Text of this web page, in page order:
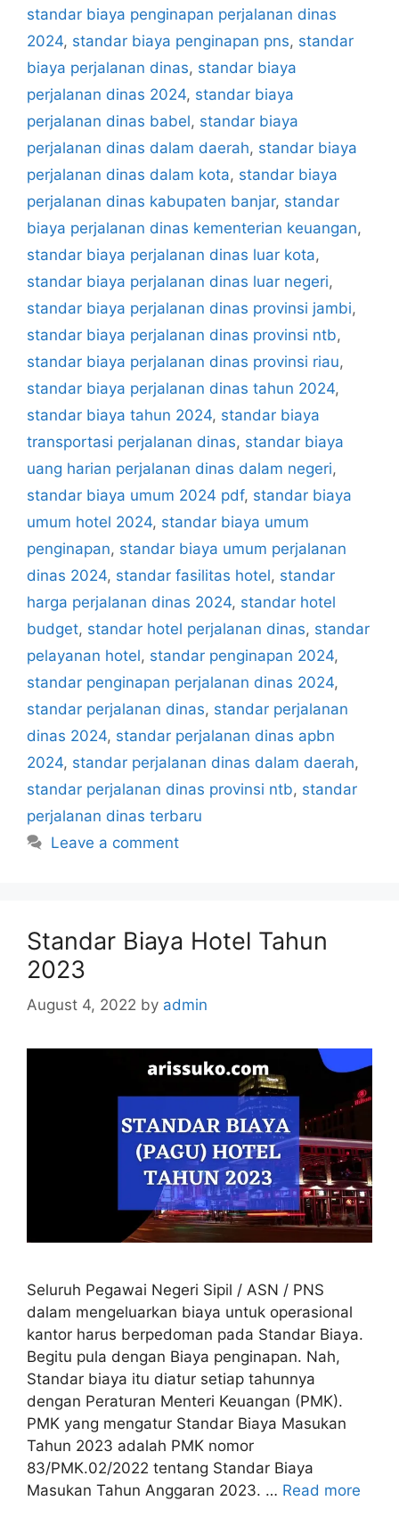
standar biaya penginapan perjalanan dinas
2024, standar biaya penginapan pns, standar
biaya perjalanan dinas, standar biaya
perjalanan dinas 2024, standar biaya
perjalanan dinas babel, standar biaya
perjalanan dinas dalam daerah, standar biaya
perjalanan dinas dalam kota, standar biaya
perjalanan dinas kabupaten banjar, standar
biaya perjalanan dinas kementerian keuangan,
standar biaya perjalanan dinas luar kota,
standar biaya perjalanan dinas luar negeri,
standar biaya perjalanan dinas provinsi jambi,
standar biaya perjalanan dinas provinsi ntb,
standar biaya perjalanan dinas provinsi riau,
standar biaya perjalanan dinas tahun 2024,
standar biaya tahun 2024, standar biaya
transportasi perjalanan dinas, standar biaya
uang harian perjalanan dinas dalam negeri,
standar biaya umum 2024 pdf, standar biaya
umum hotel 2024, standar biaya umum
penginapan, standar biaya umum perjalanan
dinas 2024, standar fasilitas hotel, standar
harga perjalanan dinas 2024, standar hotel
budget, standar hotel perjalanan dinas, standar
pelayanan hotel, standar penginapan 2024,
standar penginapan perjalanan dinas 2024,
standar perjalanan dinas, standar perjalanan
dinas 2024, standar perjalanan dinas apbn
2024, standar perjalanan dinas dalam daerah,
standar perjalanan dinas provinsi ntb, standar
perjalanan dinas terbaru
Leave a comment
Standar Biaya Hotel Tahun
2023
August 4, 2022 by admin
Seluruh Pegawai Negeri Sipil / ASN / PNS
dalam mengeluarkan biaya untuk operasional
kantor harus berpedoman pada Standar Biaya.
Begitu pula dengan Biaya penginapan. Nah,
Standar biaya itu diatur setiap tahunnya
dengan Peraturan Menteri Keuangan (PMK).
PMK yang mengatur Standar Biaya Masukan
Tahun 2023 adalah PMK nomor
83/PMK.02/2022 tentang Standar Biaya
Masukan Tahun Anggaran 2023. … Read more